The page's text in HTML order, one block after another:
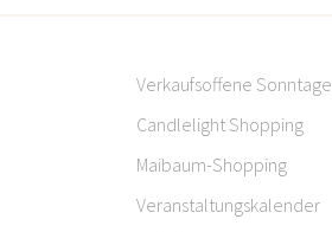
Verkaufsoffene Sonntage
Candlelight Shopping
Maibaum-Shopping
Veranstaltungskalender